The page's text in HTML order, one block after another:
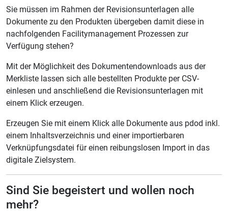
Sie müssen im Rahmen der Revisionsunterlagen alle
Dokumente zu den Produkten übergeben damit diese in
nachfolgenden Facilitymanagement Prozessen zur
Verfügung stehen?
Mit der Möglichkeit des Dokumentendownloads aus der
Merkliste lassen sich alle bestellten Produkte per CSV-
einlesen und anschließend die Revisionsunterlagen mit
einem Klick erzeugen.
Erzeugen Sie mit einem Klick alle Dokumente aus pdod inkl.
einem Inhaltsverzeichnis und einer importierbaren
Verknüpfungsdatei für einen reibungslosen Import in das
digitale Zielsystem.
Sind Sie begeistert und wollen noch
mehr?